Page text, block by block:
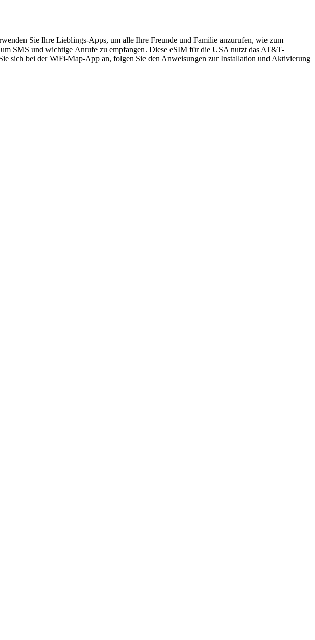
Sie Ihre Lieblings-Apps, um alle Ihre Freunde und Familie anzurufen, wie zum
SMS und wichtige Anrufe zu empfangen. Diese eSIM für die USA nutzt das AT&T-
sich bei der WiFi-Map-App an, folgen Sie den Anweisungen zur Installation und Aktivierung